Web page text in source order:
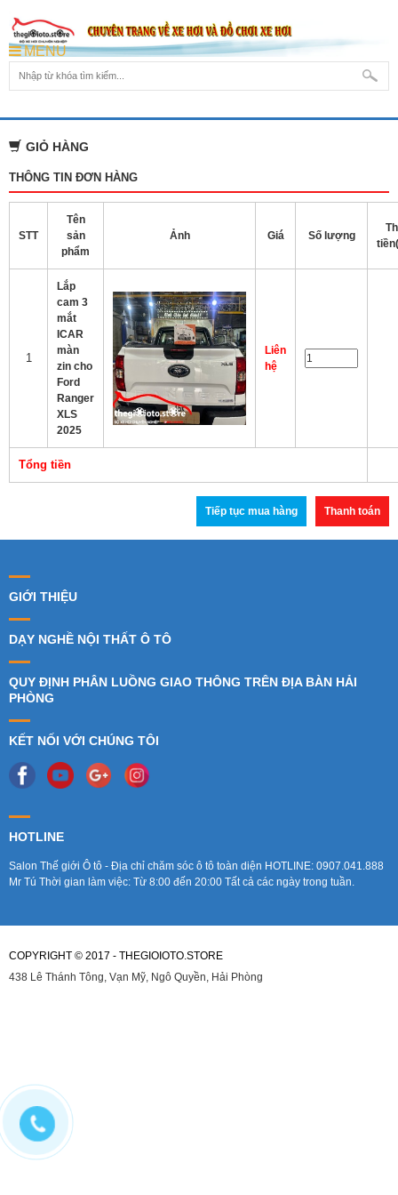
MENU
GIỎ HÀNG
THÔNG TIN ĐƠN HÀNG
STT
Tên
sản
phẩm
Ảnh Giá Số lượng
1
Lắp
cam 3
mắt
ICAR
màn
zin cho
Ford
Ranger
XLS
2025
Liên
hệ
Tổng tiền
Tiếp tục mua hàng Thanh toán
GIỚI THIỆU
DẠY NGHỀ NỘI THẤT Ô TÔ
QUY ĐỊNH PHÂN LUỒNG GIAO THÔNG TRÊN ĐỊA BÀN HẢI
PHÒNG
KẾT NỐI VỚI CHÚNG TÔI
HOTLINE
Salon Thế giới Ô tô - Địa chỉ chăm sóc ô tô toàn diện HOTLINE: 0907.041.888
Mr Tú Thời gian làm việc: Từ 8:00 đến 20:00 Tất cả các ngày trong tuần.
COPYRIGHT © 2017 - THEGIOIOTO.STORE
438 Lê Thánh Tông, Vạn Mỹ, Ngô Quyền, Hải Phòng